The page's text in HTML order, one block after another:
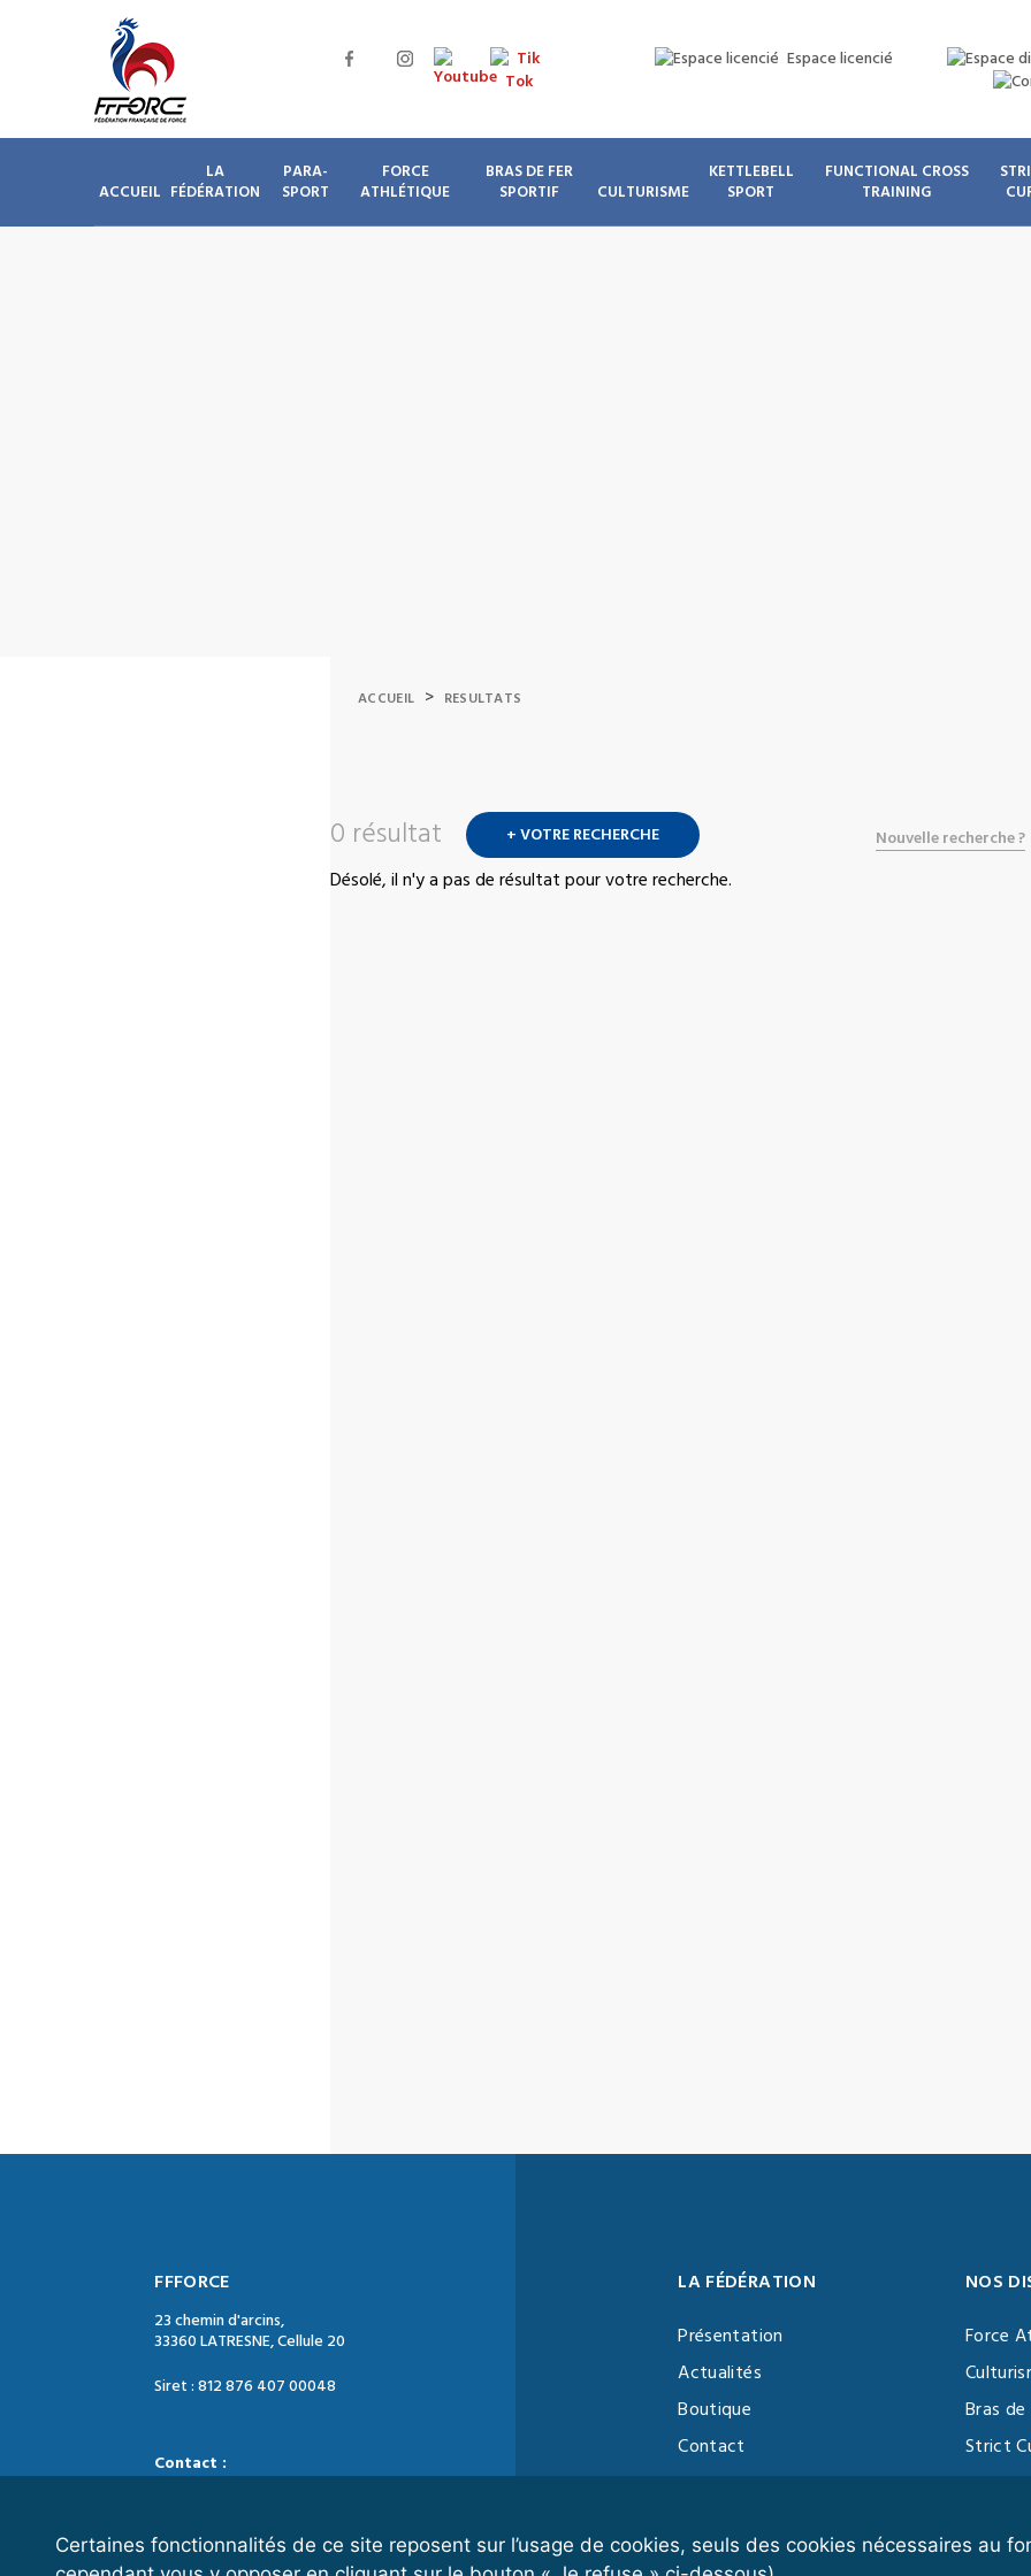
Certaines fonctionnalités de ce site reposent sur l’usage de cookies, seuls des cookies nécessaires au
Espace licencié
ACCUEIL
LA
FÉDÉRATION
PARA-
SPORT
FORCE
ATHLÉTIQUE
BRAS DE FER
SPORTIF
CULTURISME
KETTLEBELL
SPORT
FUNCTIONAL CROSS
TRAINING
ACCUEIL > RESULTATS
0 résultat + VOTRE RECHERCHE Nouvelle recherche ?
Désolé, il n'y a pas de résultat pour votre recherche.
FFFORCE
23 chemin d'arcins,
33360 LATRESNE, Cellule 20
Siret : 812 876 407 00048
Contact :
LA FÉDÉRATION
Présentation
Actualités
Boutique
Contact
Vidéothèque
NOS
Force
Bras
Strict